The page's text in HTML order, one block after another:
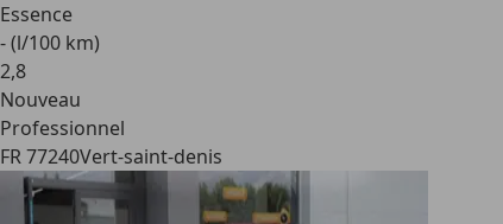
Essence
- (l/100 km)
2,8
Nouveau
Professionnel
FR 77240Vert-saint-denis